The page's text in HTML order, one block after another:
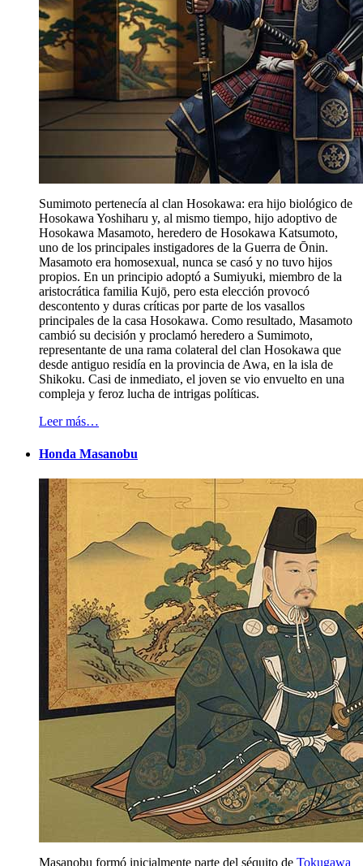
Sumimoto pertenecía al clan Hosokawa: era hijo biológico de
Hosokawa Yoshiharu y, al mismo tiempo, hijo adoptivo de
Hosokawa Masamoto, heredero de Hosokawa Katsumoto,
uno de los principales instigadores de la Guerra de Ōnin.
Masamoto era homosexual, nunca se casó y no tuvo hijos
propios. En un principio adoptó a Sumiyuki, miembro de la
aristocrática familia Kujō, pero esta elección provocó
descontento y duras críticas por parte de los vasallos
principales de la casa Hosokawa. Como resultado, Masamoto
cambió su decisión y proclamó heredero a Sumimoto,
representante de una rama colateral del clan Hosokawa que
desde antiguo residía en la provincia de Awa, en la isla de
Shikoku. Casi de inmediato, el joven se vio envuelto en una
compleja y feroz lucha de intrigas políticas.
Leer más…
Honda Masanobu
Masanobu formó inicialmente parte del séquito de Tokugawa